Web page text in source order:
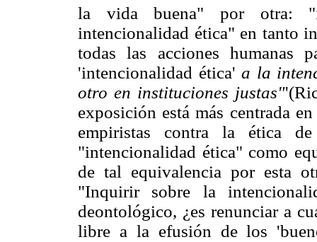
la vida buena" por otra:
intencionalidad ética" en tanto
todas las acciones humanas
'intencionalidad ética'a la
otro en instituciones justas"
exposición está más centrada
empiristas contra la ética
"intencionalidad ética" como
de tal equivalencia por esta
"Inquirir sobre la
deontológico, ¿es renunciar a
libre a la efusión de los